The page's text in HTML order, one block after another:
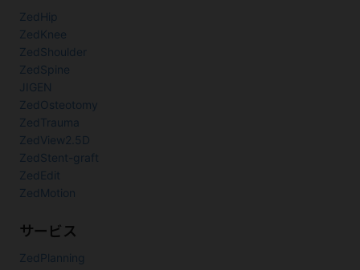
展しました。
2026年3月20日～21日
第1回日本Osteotomy学会学術集会
2026年3月12日～13日
第20回日本CAOS学会
2026年2月26日～27日
第56回日本人工関節学会
2026年2月21日～23日
第3回日本膝関節学会
2025年11月15日～16日
ZedHip
ZedKnee
ZedShoulder
ZedSpine
JIGEN
ZedOsteotomy
ZedTrauma
ZedView2.5D
ZedStent-graft
ZedEdit
ZedMotion
サービス
ZedPlanning